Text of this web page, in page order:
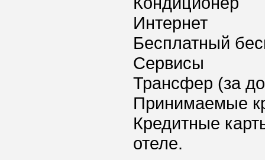
Интернет
Бесплатный
Сервисы
Трансфер (за
Принимаемые
Кредитные
отеле.